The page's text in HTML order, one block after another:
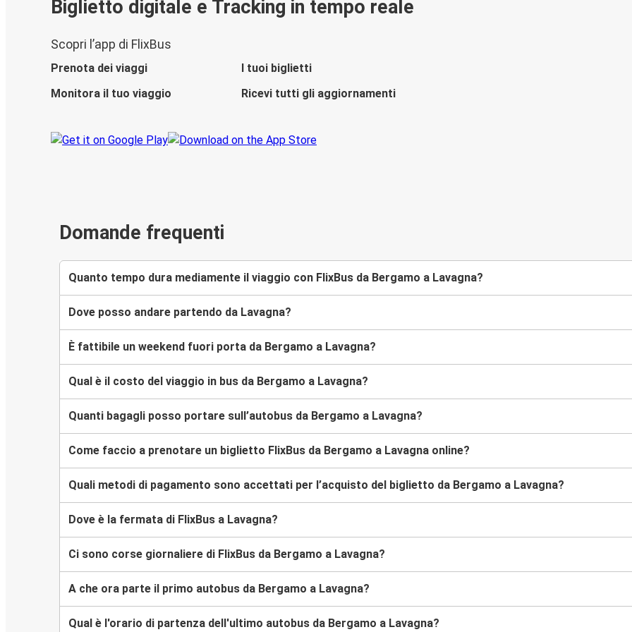
Biglietto digitale e Tracking in tempo reale
Scopri l’app di FlixBus
Prenota dei viaggi
I tuoi biglietti
Monitora il tuo viaggio
Ricevi tutti gli aggiornamenti
Domande frequenti
Quanto tempo dura mediamente il viaggio con FlixBus da Bergamo a Lavagna?
Dove posso andare partendo da Lavagna?
È fattibile un weekend fuori porta da Bergamo a Lavagna?
Qual è il costo del viaggio in bus da Bergamo a Lavagna?
Quanti bagagli posso portare sull’autobus da Bergamo a Lavagna?
Come faccio a prenotare un biglietto FlixBus da Bergamo a Lavagna online?
Quali metodi di pagamento sono accettati per l’acquisto del biglietto da Bergamo a Lavagna?
Dove è la fermata di FlixBus a Lavagna?
Ci sono corse giornaliere di FlixBus da Bergamo a Lavagna?
A che ora parte il primo autobus da Bergamo a Lavagna?
Qual è l'orario di partenza dell'ultimo autobus da Bergamo a Lavagna?